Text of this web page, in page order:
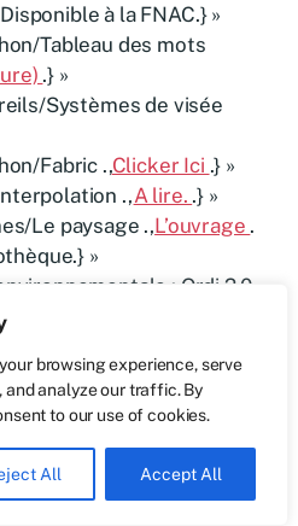
browsing experience, serve
and analyze our traffic. By
to our use of cookies.
All Accept All
à la FNAC.} »
Tableau des mots
.} »
Systèmes de visée
Fabric .,Clicker Ici .} »
.,A lire. .} »
Le paysage .,L’ouvrage .
»
: Ordi 2.0
les plateformes Amazon,
., A voir
C/Version imprimable